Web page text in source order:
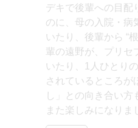
デキで後輩への目配
のに、母の入院・病
いたり、後輩から “
輩の遠野が、プリセ
いたり、1人ひとり
されているところが
し」との向き合い方
また楽しみになりま